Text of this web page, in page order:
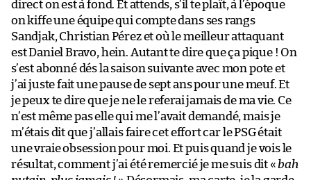
direct on est à fond. Et attends, s’il te plaît, à l’époque
on kiffe une équipe qui compte dans ses rangs
Sandjak, Christian Pérez et où le meilleur attaquant
est Daniel Bravo, hein. Autant te dire que ça pique ! On
s’est abonné dés la saison suivante avec mon pote et
j’ai juste fait une pause de sept ans pour une meuf. Et
je peux te dire que je ne le referai jamais de ma vie. Ce
n’est même pas elle qui me l’avait demandé, mais je
m’étais dit que j’allais faire cet effort car le PSG était
une vraie obsession pour moi. Et puis quand je vois le
résultat, comment j’ai été remercié je me suis dit « bah